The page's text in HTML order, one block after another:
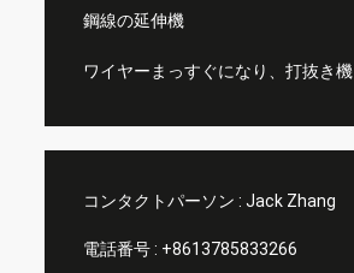
鋼線の延伸機
ワイヤーまっすぐになり、打抜き機
コンタクトパーソン : Jack Zhang
電話番号 : +8613785833266